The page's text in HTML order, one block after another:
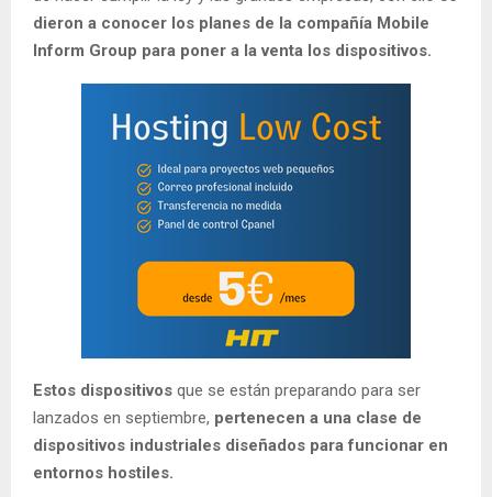
dieron a conocer los planes de la compañía Mobile
Inform Group para poner a la venta los dispositivos.
Estos dispositivos que se están preparando para ser
lanzados en septiembre, pertenecen a una clase de
dispositivos industriales diseñados para funcionar en
entornos hostiles.